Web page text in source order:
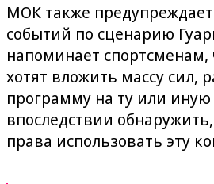
МОК также
событий по сценарию
напоминает спортсменам,
хотят вложить массу сил,
программу на ту или
впоследствии
права использовать эту